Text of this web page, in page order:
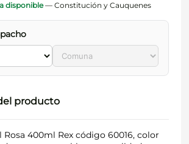
disponible— Constitución y Cauquenes
producto
Rosa 400ml Rex código 60016, color